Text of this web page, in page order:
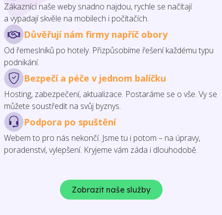
Zákazníci naše weby snadno najdou, rychle se načítají
a vypadají skvěle na mobilech i počítačích.
Důvěřují nám firmy napříč obory
Od řemeslníků po hotely. Přizpůsobíme řešení každému typu
podnikání.
Bezpečí a péče v jednom balíčku
Hosting, zabezpečení, aktualizace. Postaráme se o vše. Vy se
můžete soustředit na svůj byznys.
Podpora po spuštění
Webem to pro nás nekončí. Jsme tu i potom – na úpravy,
poradenství, vylepšení. Kryjeme vám záda i dlouhodobě.
Zobrazit naše služby